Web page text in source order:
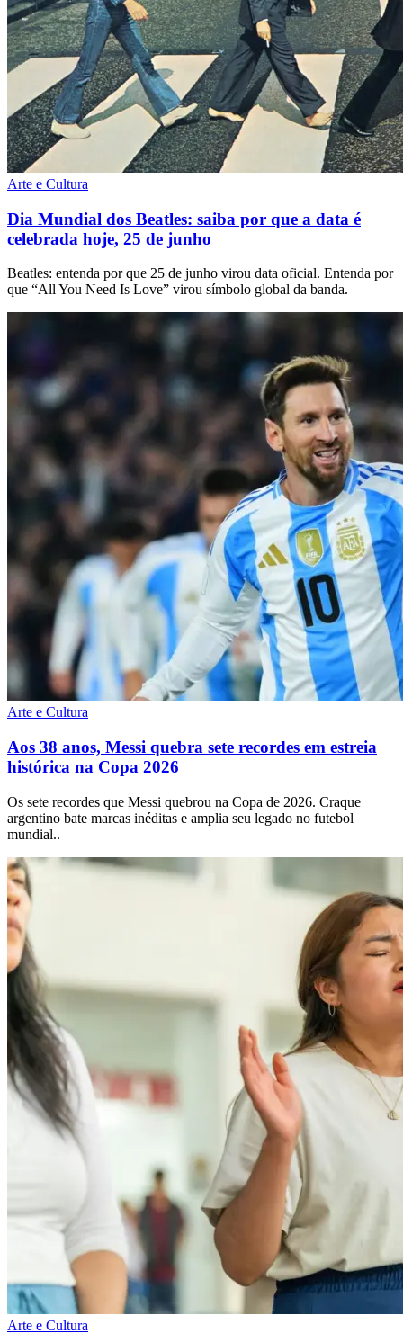
Arte e Cultura
Dia Mundial dos Beatles: saiba por que a data é
celebrada hoje, 25 de junho
Beatles: entenda por que 25 de junho virou data oficial. Entenda por
que “All You Need Is Love” virou símbolo global da banda.
Arte e Cultura
Aos 38 anos, Messi quebra sete recordes em estreia
histórica na Copa 2026
Os sete recordes que Messi quebrou na Copa de 2026. Craque
argentino bate marcas inéditas e amplia seu legado no futebol
mundial..
Arte e Cultura